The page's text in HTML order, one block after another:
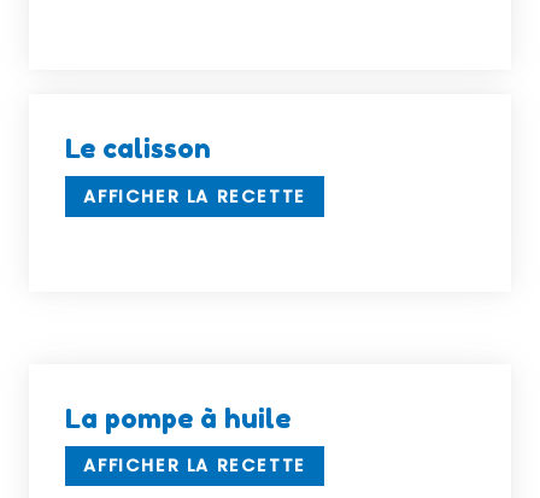
Le calisson
AFFICHER LA RECETTE
La pompe à huile
AFFICHER LA RECETTE